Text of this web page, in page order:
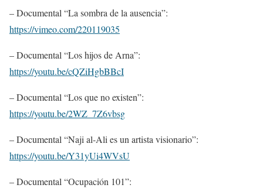
– Documental “La sombra de la ausencia”:
https://vimeo.com/220119035
– Documental “Los hijos de Arna”:
https://youtu.be/cQZiHgbBBcI
– Documental “Los que no existen”:
https://youtu.be/2WZ_7Z6vbsg
– Documental “Naji al-Ali es un artista visionario”:
https://youtu.be/Y31yUi4WVsU
– Documental “Ocupación 101”: